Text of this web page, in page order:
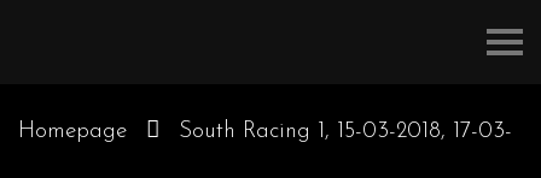
Homepage South Racing 1, 15-03-2018, 17-03-